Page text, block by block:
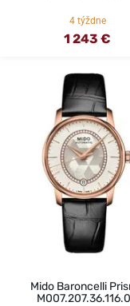
4 týždne
1 243 €
Mido Baroncelli